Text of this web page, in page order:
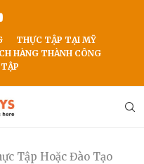
THỰC TẬP TẠI MỸ
HÀNG THÀNH CÔNG
Tập Hoặc Đào Tạo